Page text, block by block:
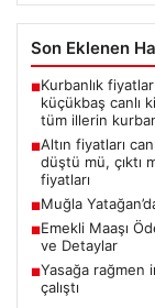
Son Eklenen
■Kurbanlık
küçükbaş canlı
tüm illerin
■Altın fiyatları
düştü mü, çıktı
fiyatları
■Muğla
■Emekli Maaşı
ve Detaylar
■Yasağa rağmen
çalıştı